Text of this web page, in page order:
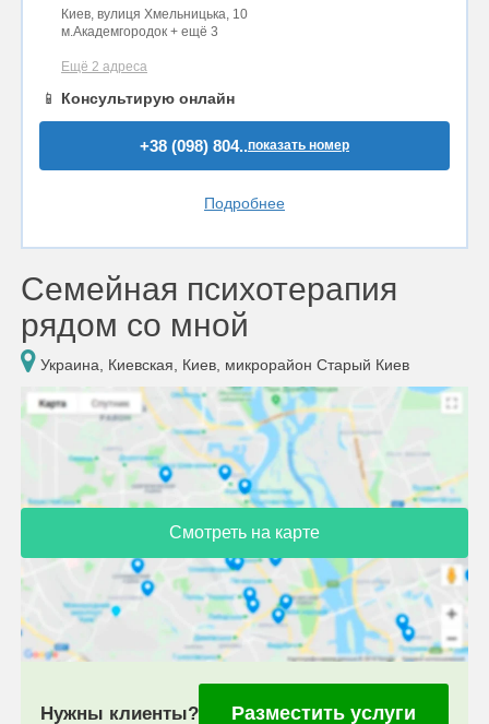
Киев, вулиця Хмельницька, 10
м.Академгородок + ещё 3
Ещё 2 адреса
📱 Консультирую онлайн
+38 (098) 804..показать номер
Подробнее
Семейная психотерапия
рядом со мной
Украина, Киевская, Киев, микрорайон Старый Киев
Смотреть на карте
Нужны клиенты? Разместить услуги